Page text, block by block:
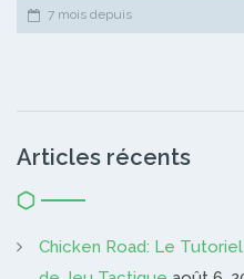
7 mois depuis
Articles récents
Chicken Road: Le